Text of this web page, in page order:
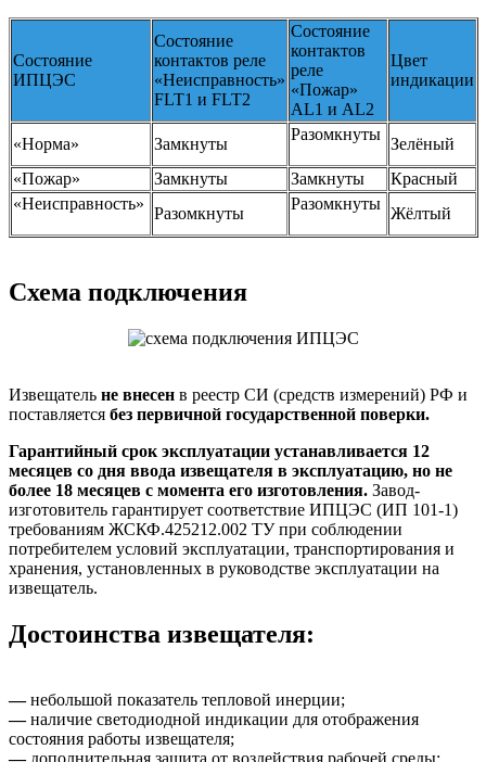
Состояние
ИПЦЭС
Состояние
контактов реле
«Неисправность»
FLT1 и FLT2
Состояние
контактов
реле
«Пожар»
AL1 и AL2
Цвет
индикации
«Норма» Замкнуты
Разомкнуты
Зелёный
«Пожар»
Замкнуты Замкнуты
Красный
«Неисправность»
Разомкнуты
Разомкнуты
Жёлтый
Схема подключения
Извещатель не внесен в реестр СИ (средств измерений) РФ и
поставляется без первичной государственной поверки.
Гарантийный срок эксплуатации устанавливается 12
месяцев со дня ввода извещателя в эксплуатацию, но не
более 18 месяцев с момента его изготовления. Завод-
изготовитель гарантирует соответствие ИПЦЭС (ИП 101-1)
требованиям ЖСКФ.425212.002 ТУ при соблюдении
потребителем условий эксплуатации, транспортирования и
хранения, установленных в руководстве эксплуатации на
извещатель.
Достоинства извещателя:
—небольшой показатель тепловой инерции;
—наличие светодиодной индикации для отображения
состояния работы извещателя;